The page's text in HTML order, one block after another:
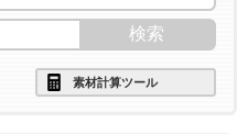
素材計算ツール